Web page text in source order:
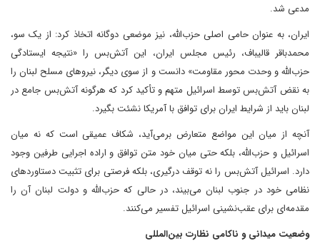
مدعی شد.
ایران، به عنوان حامی اصلی حزب‌الله، نیز موضعی دوگانه اتخاذ کرد: از یک سو،
محمدباقر قالیباف، رئیس مجلس ایران، این آتش‌بس را «نتیجه ایستادگی
حزب‌الله و وحدت محور مقاومت» دانست و از سوی دیگر، نیروهای مسلح لبنان را
به نقض آتش‌بس توسط اسرائیل متهم و تأکید کرد که هرگونه آتش‌بس جامع در
لبنان باید از شرایط ایران برای توافق با آمریکا نشئت بگیرد.
آنچه از میان این مواضع متعارض برمی‌آید، شکاف عمیقی است که نه میان
اسرائیل و حزب‌الله، بلکه حتی میان خود متن توافق و اراده اجرایی طرفین وجود
دارد. اسرائیل آتش‌بس را نه توقف درگیری، بلکه فرصتی برای تثبیت دستاوردهای
نظامی خود در جنوب لبنان می‌بیند، در حالی که حزب‌الله و دولت لبنان آن را
مقدمه‌ای برای عقب‌نشینی اسرائیل تفسیر می‌کنند.
وضعیت میدانی و ناکامی نظارت بین‌المللی